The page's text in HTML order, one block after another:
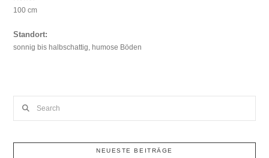
100 cm
Standort:
sonnig bis halbschattig, humose Böden
NEUESTE BEITRÄGE